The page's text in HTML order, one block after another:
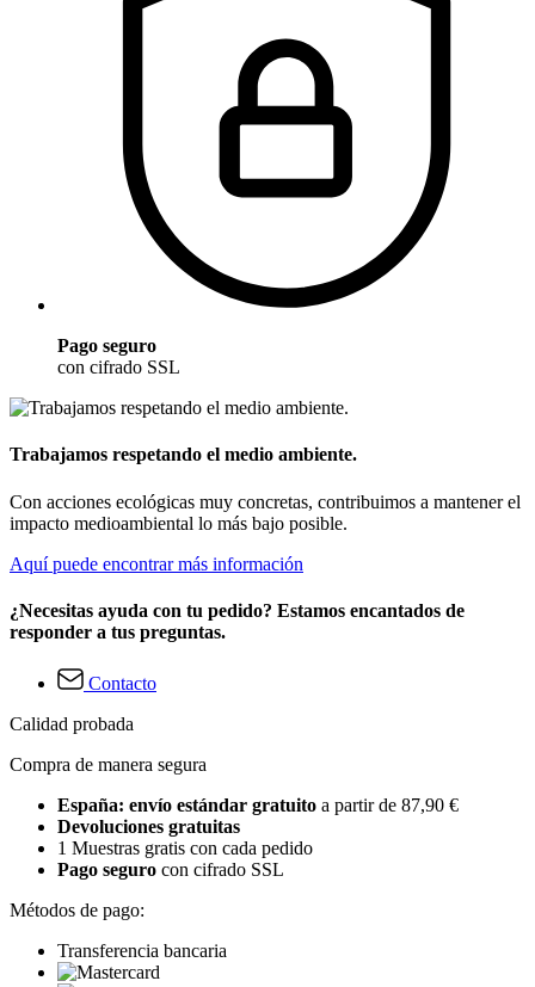
Pago seguro
con cifrado SSL
Trabajamos respetando el medio ambiente.
Con acciones ecológicas muy concretas, contribuimos a mantener el
impacto medioambiental lo más bajo posible.
Aquí puede encontrar más información
¿Necesitas ayuda con tu pedido? Estamos encantados de
responder a tus preguntas.
Contacto
Calidad probada
Compra de manera segura
España: envío estándar gratuito a partir de 87,90 €
Devoluciones gratuitas
1 Muestras gratis con cada pedido
Pago seguro con cifrado SSL
Métodos de pago:
Transferencia bancaria